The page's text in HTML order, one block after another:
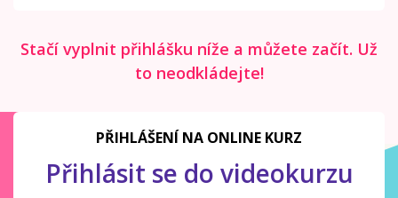
Stačí vyplnit přihlášku níže a můžete začít. Už
to neodkládejte!
PŘIHLÁŠENÍ NA ONLINE KURZ
Přihlásit se do videokurzu